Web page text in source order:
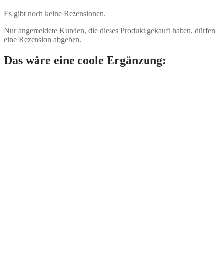
Es gibt noch keine Rezensionen.
Nur angemeldete Kunden, die dieses Produkt gekauft haben, dürfen
eine Rezension abgeben.
Das wäre eine coole Ergänzung: